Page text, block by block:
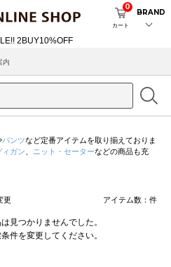
カート
0
BRAND
内
パンツなど定番アイテムを取り揃えておりま
ィガン ニット・セーターなどの商品も充
更 アイテム数： 件
見つかりませんでした。
件を変更してください。